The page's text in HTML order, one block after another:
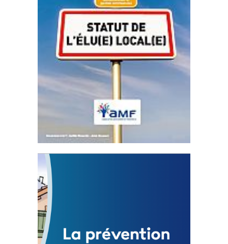
Statut de l’élu local
3 avril 2024
Mise à jour avril 2024
FEUILLETER